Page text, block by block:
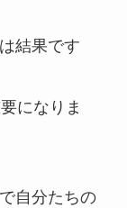
結果です
になりま
自分たちの